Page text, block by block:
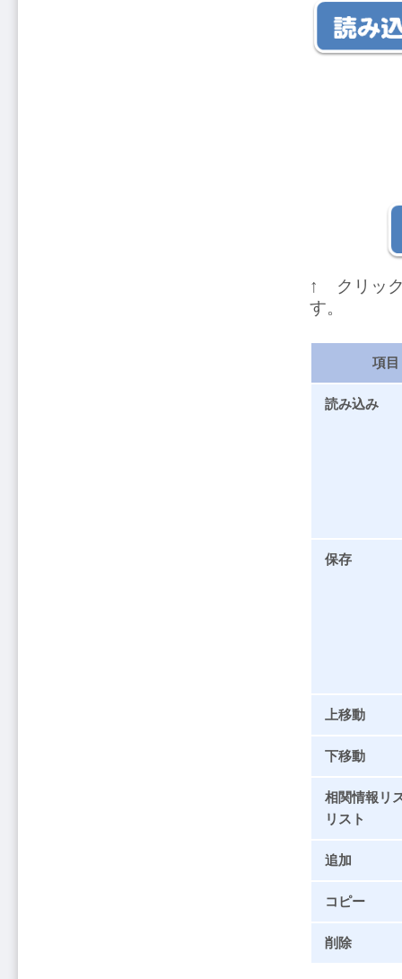
↑ クリック
す。
項目
読み込み
保存
上移動
下移動
相関情報リ
リスト
追加
コピー
削除